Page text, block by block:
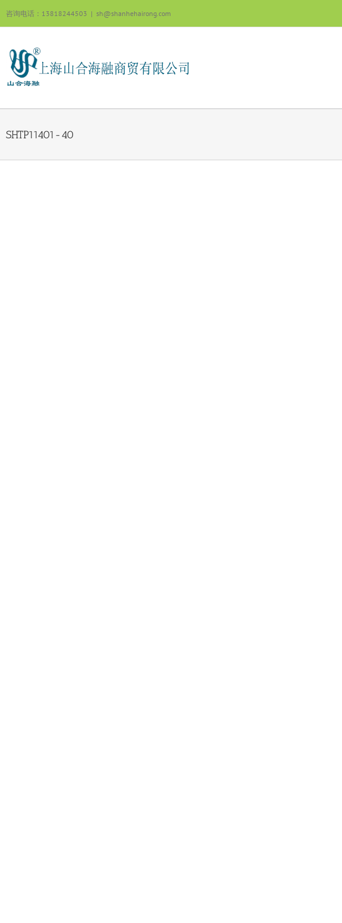
过
内
咨询电话：13818244503 | sh@shanhehairong.com
SHTP11401-40